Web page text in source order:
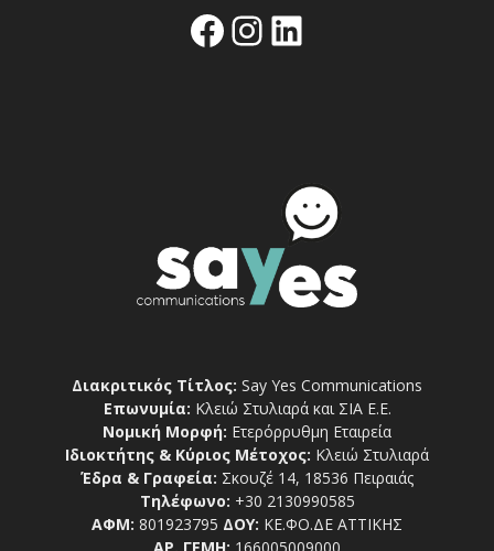
Facebook
Instagram
Linkedin
Διακριτικός Τίτλος: Say Yes Communications
Επωνυμία: Κλειώ Στυλιαρά και ΣΙΑ Ε.Ε.
Νομική Μορφή: Ετερόρρυθμη Εταιρεία
Ιδιοκτήτης & Κύριος Μέτοχος: Κλειώ Στυλιαρά
Έδρα & Γραφεία: Σκουζέ 14, 18536 Πειραιάς
Τηλέφωνο: +30 2130990585
ΑΦΜ: 801923795 ΔΟΥ: ΚΕ.ΦΟ.ΔΕ ΑΤΤΙΚΗΣ